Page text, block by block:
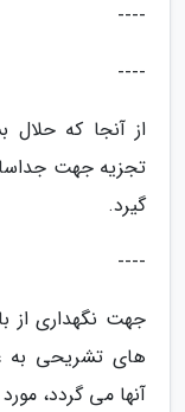
----
----
از آنجا که حلال
تجزیه جهت
گیرد.
----
جهت نگهداری از
های تشریحی به
آنها می گردد،